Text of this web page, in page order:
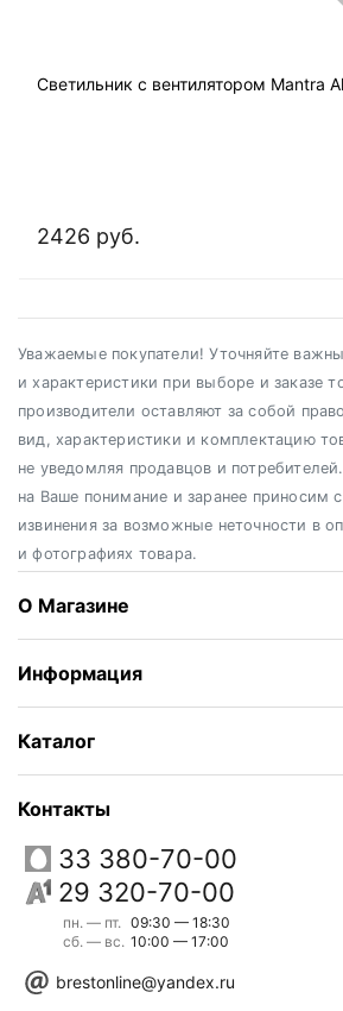
Светильник с вентилятором Mantra
2426 руб.
Уважаемые покупатели! Уточняйте
и характеристики при выборе и заказе
производители оставляют за собой
вид, характеристики и комплектацию
не уведомляя продавцов и
на Ваше понимание и заранее приносим
извинения за возможные неточности в
и фотографиях товара.
О Магазине
Информация
Каталог
Контакты
33 380-70-00
29 320-70-00
пн. — пт.
сб. — вс.
09:30 — 18:30
10:00 — 17:00
brestonline@yandex.ru